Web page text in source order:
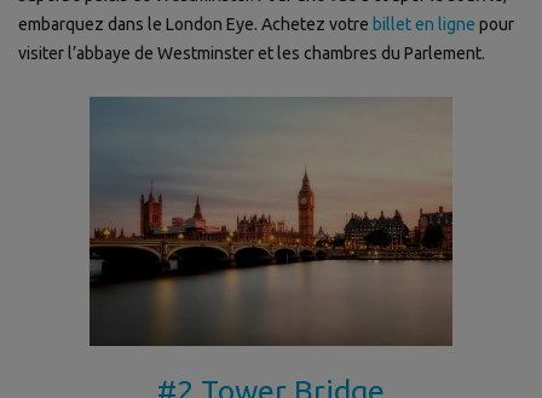
embarquez dans le London Eye. Achetez votre billet en ligne pour
visiter l’abbaye de Westminster et les chambres du Parlement.
#2 Tower Bridge